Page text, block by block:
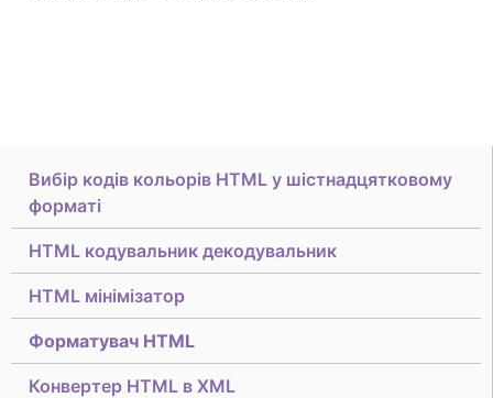
Вибір кодів кольорів HTML у шістнадцятковому
форматі
HTML кодувальник декодувальник
HTML мінімізатор
Форматувач HTML
Конвертер HTML в XML